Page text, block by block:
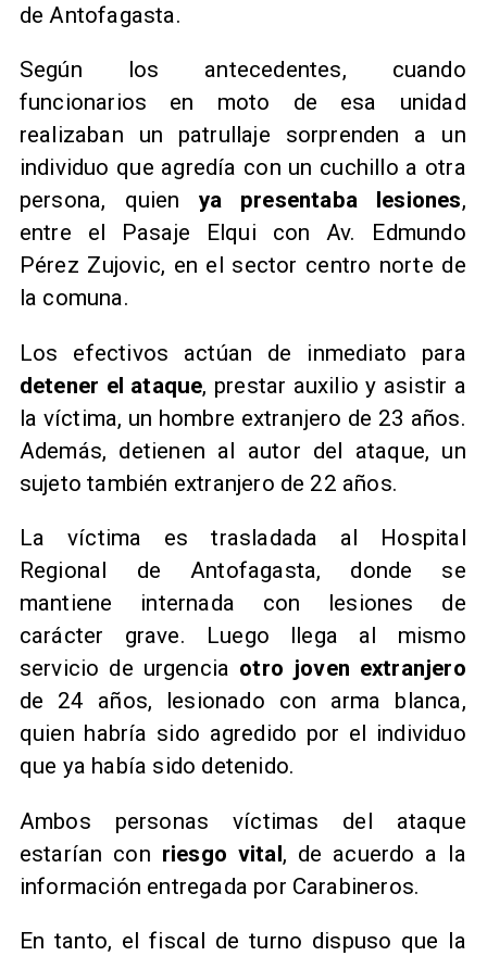
de Antofagasta.
Según los antecedentes, cuando
funcionarios en moto de esa unidad
realizaban un patrullaje sorprenden a un
individuo que agredía con un cuchillo a otra
persona, quien ya presentaba lesiones,
entre el Pasaje Elqui con Av. Edmundo
Pérez Zujovic, en el sector centro norte de
la comuna.
Los efectivos actúan de inmediato para
detener el ataque, prestar auxilio y asistir a
la víctima, un hombre extranjero de 23 años.
Además, detienen al autor del ataque, un
sujeto también extranjero de 22 años.
La víctima es trasladada al Hospital
Regional de Antofagasta, donde se
mantiene internada con lesiones de
carácter grave. Luego llega al mismo
servicio de urgencia otro joven extranjero
de 24 años, lesionado con arma blanca,
quien habría sido agredido por el individuo
que ya había sido detenido.
Ambos personas víctimas del ataque
estarían con riesgo vital, de acuerdo a la
información entregada por Carabineros.
En tanto, el fiscal de turno dispuso que la